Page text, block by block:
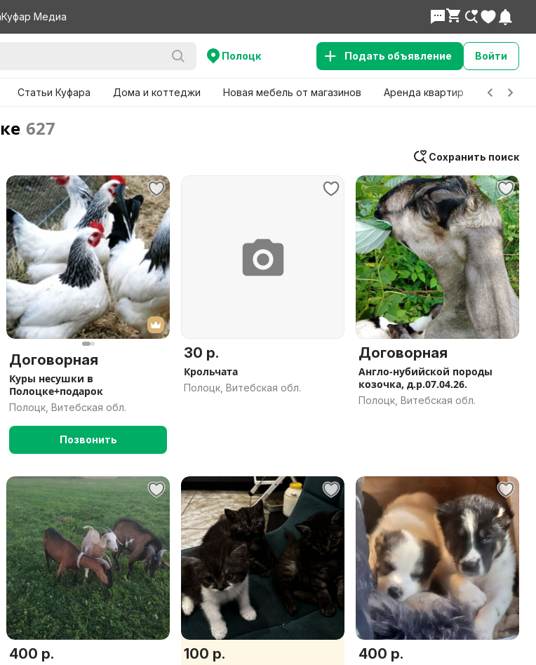
Куфар Медиа
Полоцк Подать объявление Войти
Статьи Куфара Дома и коттеджи Новая мебель от магазинов Аренда квартир Детские
627
Сохранить поиск
Договорная
Куры несушки в
Полоцке+подарок
Полоцк, Витебская обл.
Позвонить
30 р.
Крольчата
Полоцк, Витебская обл.
Договорная
Англо-нубийской породы
козочка, д.р.07.04.26.
Полоцк, Витебская обл.
400 р. 100 р. 400 р.